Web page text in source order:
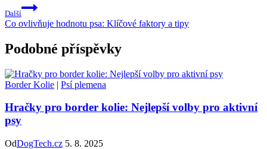
Další
Co ovlivňuje hodnotu psa: Klíčové faktory a tipy
Podobné příspěvky
Border Kolie | Psí plemena
Hračky pro border kolie: Nejlepší volby pro aktivní
psy
OdDogTech.cz 5. 8. 2025